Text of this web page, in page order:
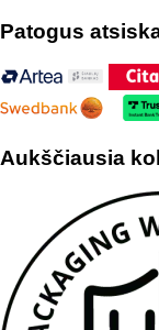
Patogus
Aukščiausia